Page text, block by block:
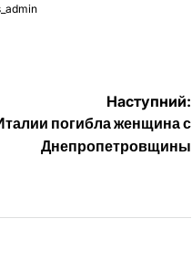
Наступний:
погибла женщина с
Днепропетровщины